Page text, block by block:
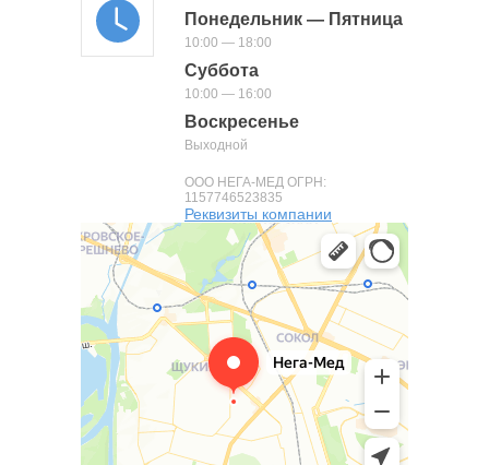
Понедельник — Пятница
10:00 — 18:00
Суббота
10:00 — 16:00
Воскресенье
Выходной
ООО НЕГА-МЕД ОГРН:
1157746523835
Реквизиты компании